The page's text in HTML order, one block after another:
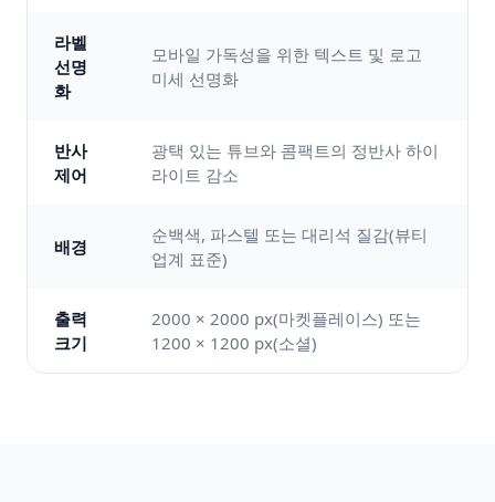
라벨
선명
화
모바일 가독성을 위한 텍스트 및 로고
미세 선명화
반사
제어
광택 있는 튜브와 콤팩트의 정반사 하이
라이트 감소
배경
순백색, 파스텔 또는 대리석 질감(뷰티
업계 표준)
출력
크기
2000 × 2000 px(마켓플레이스) 또는
1200 × 1200 px(소셜)